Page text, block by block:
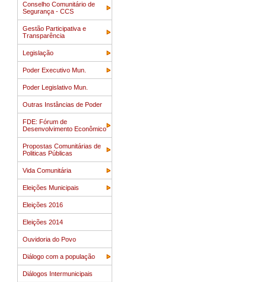
Conselho Comunitário de
Segurança - CCS
Gestão Participativa e
Transparência
Legislação
Poder Executivo Mun.
Poder Legislativo Mun.
Outras Instâncias de Poder
FDE: Fórum de
Desenvolvimento Econômico
Propostas Comunitárias de
Politicas Públicas
Vida Comunitária
Eleições Municipais
Eleições 2016
Eleições 2014
Ouvidoria do Povo
Diálogo com a população
Diálogos Intermunicipais